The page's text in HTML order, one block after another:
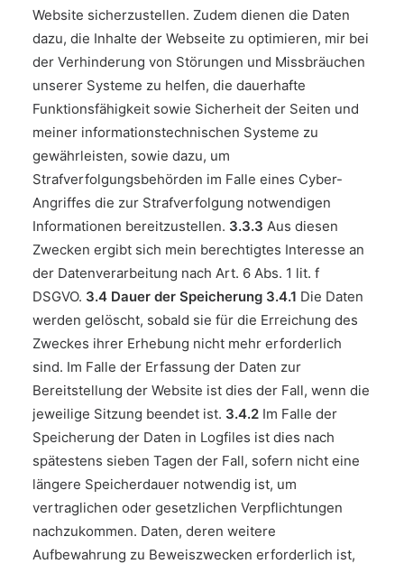
Website sicherzustellen. Zudem dienen die Daten
dazu, die Inhalte der Webseite zu optimieren, mir bei
der Verhinderung von Störungen und Missbräuchen
unserer Systeme zu helfen, die dauerhafte
Funktionsfähigkeit sowie Sicherheit der Seiten und
meiner informationstechnischen Systeme zu
gewährleisten, sowie dazu, um
Strafverfolgungsbehörden im Falle eines Cyber-
Angriffes die zur Strafverfolgung notwendigen
Informationen bereitzustellen. 3.3.3 Aus diesen
Zwecken ergibt sich mein berechtigtes Interesse an
der Datenverarbeitung nach Art. 6 Abs. 1 lit. f
DSGVO. 3.4 Dauer der Speicherung 3.4.1 Die Daten
werden gelöscht, sobald sie für die Erreichung des
Zweckes ihrer Erhebung nicht mehr erforderlich
sind. Im Falle der Erfassung der Daten zur
Bereitstellung der Website ist dies der Fall, wenn die
jeweilige Sitzung beendet ist. 3.4.2 Im Falle der
Speicherung der Daten in Logfiles ist dies nach
spätestens sieben Tagen der Fall, sofern nicht eine
längere Speicherdauer notwendig ist, um
vertraglichen oder gesetzlichen Verpflichtungen
nachzukommen. Daten, deren weitere
Aufbewahrung zu Beweiszwecken erforderlich ist,